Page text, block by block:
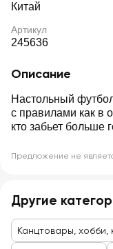
Китай
Артикул
245636
Описание
Настольный
с правилами как в
кто забьет больше
Предложение не
Другие
Канцтовары, хобби,